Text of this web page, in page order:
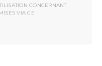
CONCERNANT
VIA CE